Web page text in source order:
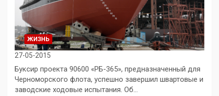
ЖИЗНЬ
27-05-2015
Буксир проекта 90600 «РБ-365», предназначенный для
Черноморского флота, успешно завершил швартовые и
заводские ходовые испытания. Об…